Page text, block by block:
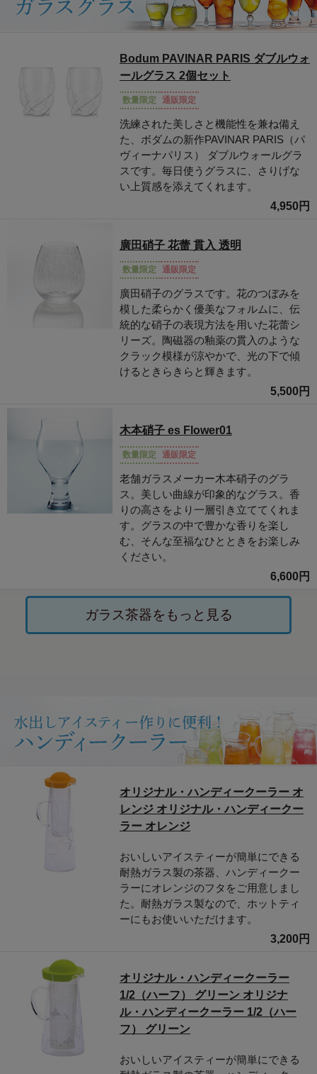
Bodum PAVINAR PARIS ダブルウォ
ールグラス 2個セット
数量限定 通販限定
洗練された美しさと機能性を兼ね備え
た、ボダムの新作PAVINAR PARIS（パ
ヴィーナパリス） ダブルウォールグラ
スです。毎日使うグラスに、さりげな
い上質感を添えてくれます。
4,950円
廣田硝子 花蕾 貫入 透明
数量限定 通販限定
廣田硝子のグラスです。花のつぼみを
模した柔らかく優美なフォルムに、伝
統的な硝子の表現方法を用いた花蕾シ
リーズ。陶磁器の釉薬の貫入のような
クラック模様が涼やかで、光の下で傾
けるときらきらと輝きます。
5,500円
木本硝子 es Flower01
数量限定 通販限定
老舗ガラスメーカー木本硝子のグラ
ス。美しい曲線が印象的なグラス。香
りの高さをより一層引き立ててくれま
す。グラスの中で豊かな香りを楽し
む、そんな至福なひとときをお楽しみ
ください。
6,600円
ガラス茶器をもっと見る
オリジナル・ハンディークーラー オ
レンジ オリジナル・ハンディークー
ラー オレンジ
おいしいアイスティーが簡単にできる
耐熱ガラス製の茶器、ハンディークー
ラーにオレンジのフタをご用意しまし
た。耐熱ガラス製なので、ホットティ
ーにもお使いいただけます。
3,200円
オリジナル・ハンディークーラー
1/2（ハーフ） グリーン オリジナ
ル・ハンディークーラー 1/2（ハー
フ） グリーン
おいしいアイスティーが簡単にできる